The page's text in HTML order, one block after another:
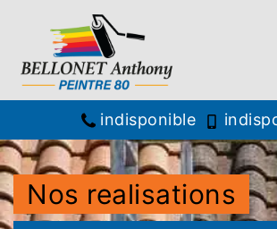
indisponible
Nos realisations